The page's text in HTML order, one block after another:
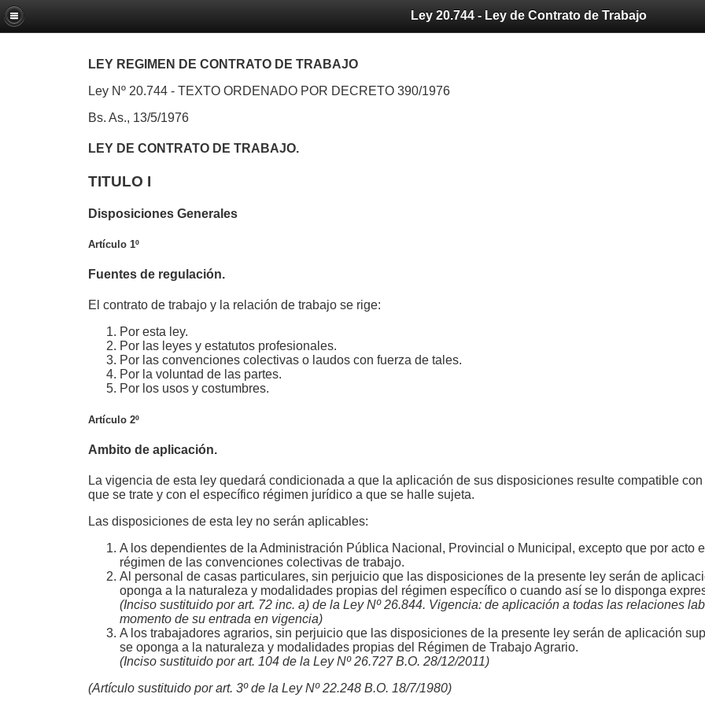
Ley 20.744 - Ley de Contrato de Trabajo
LEY REGIMEN DE CONTRATO DE TRABAJO
Ley Nº 20.744 - TEXTO ORDENADO POR DECRETO 390/1976
Bs. As., 13/5/1976
LEY DE CONTRATO DE TRABAJO.
TITULO I
Disposiciones Generales
Artículo 1º
Fuentes de regulación.
El contrato de trabajo y la relación de trabajo se rige:
Por esta ley.
Por las leyes y estatutos profesionales.
Por las convenciones colectivas o laudos con fuerza de tales.
Por la voluntad de las partes.
Por los usos y costumbres.
Artículo 2º
Ambito de aplicación.
La vigencia de esta ley quedará condicionada a que la aplicación de sus disposiciones resulte compatible
que se trate y con el específico régimen jurídico a que se halle sujeta.
Las disposiciones de esta ley no serán aplicables:
A los dependientes de la Administración Pública Nacional, Provincial o Municipal, excepto que por acto
régimen de las convenciones colectivas de trabajo.
Al personal de casas particulares, sin perjuicio que las disposiciones de la presente ley serán de
oponga a la naturaleza y modalidades propias del régimen específico o cuando así se lo disponga
(Inciso sustituido por art. 72 inc. a) de la Ley Nº 26.844. Vigencia: de aplicación a todas las relaciones
momento de su entrada en vigencia)
A los trabajadores agrarios, sin perjuicio que las disposiciones de la presente ley serán de aplicación
se oponga a la naturaleza y modalidades propias del Régimen de Trabajo Agrario.
(Inciso sustituido por art. 104 de la Ley Nº 26.727 B.O. 28/12/2011)
(Artículo sustituido por art. 3º de la Ley Nº 22.248 B.O. 18/7/1980)